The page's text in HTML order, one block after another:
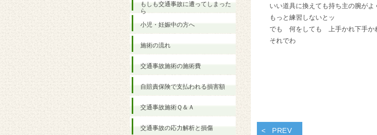
いい道具に換えても持ち主の腕がよ
もっと練習しないとッ
でも 何をしても 上手かれ下手か
それでわ
PREV
もしも交通事故に遭ってしまった
ら
小児・妊娠中の方へ
施術の流れ
交通事故施術の施術費
自賠責保険で支払われる損害額
交通事故施術Ｑ＆Ａ
交通事故の応力解析と損傷